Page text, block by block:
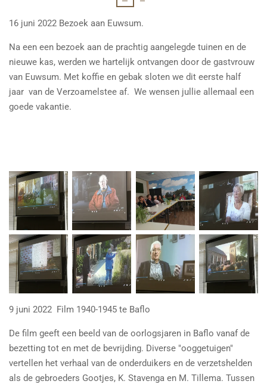
16 juni 2022 Bezoek aan Euwsum.
Na een een bezoek aan de prachtig aangelegde tuinen en de
nieuwe kas, werden we hartelijk ontvangen door de gastvrouw
van Euwsum. Met koffie en gebak sloten we dit eerste half
jaar van de Verzoamelstee af. We wensen jullie allemaal een
goede vakantie.
9 juni 2022 Film 1940-1945 te Baflo
De film geeft een beeld van de oorlogsjaren in Baflo vanaf de
bezetting tot en met de bevrijding. Diverse "ooggetuigen"
vertellen het verhaal van de onderduikers en de verzetshelden
als de gebroeders Gootjes, K. Stavenga en M. Tillema. Tussen